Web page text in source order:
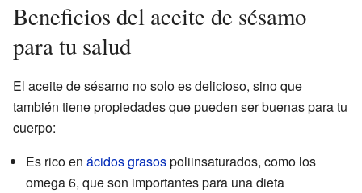
Beneficios del aceite de sésamo
para tu salud
El aceite de sésamo no solo es delicioso, sino que
también tiene propiedades que pueden ser buenas para tu
cuerpo:
Es rico en ácidos grasospoliinsaturados, como los
omega 6, que son importantes para una dieta